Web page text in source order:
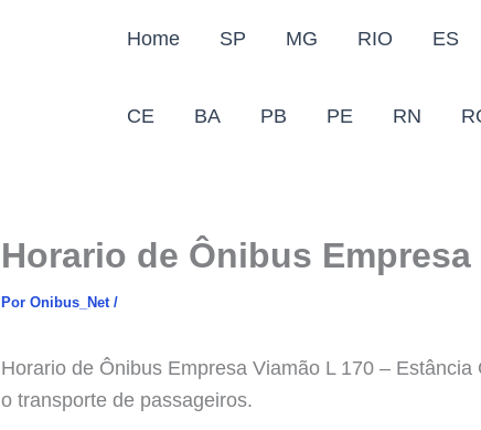
Home SP MG RIO ES
CE BA PB PE RN
Horario de Ônibus
Por Onibus_Net /
Horario de Ônibus Empresa Viamão L 170 –
o transporte de passageiros.